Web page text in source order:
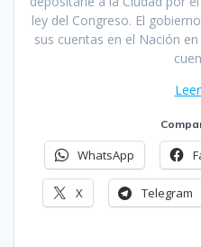
ley del Congreso. El
sus cuentas en el Nación
WhatsApp
X Telegram